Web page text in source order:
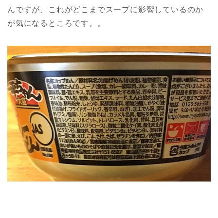
んですが、これがどこまでスープに影響しているのか
が気になるところです。。